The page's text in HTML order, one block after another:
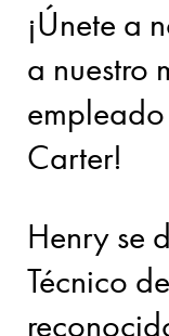
¡Únete a
a nuestro
Carter!
Henry se
Técnico